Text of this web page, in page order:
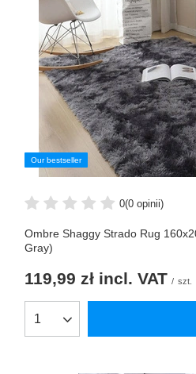
Our bestseller
0(0 opinii)
Ombre Shaggy Strado Rug
Gray)
119,99 zł incl. VAT / szt.